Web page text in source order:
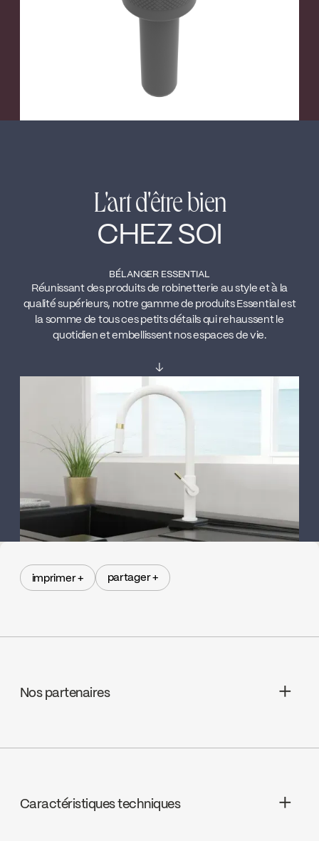
L'art d'être bien
CHEZ SOI
BÉLANGER ESSENTIAL
Réunissant des produits de robinetterie au style et à la
qualité supérieurs, notre gamme de produits Essential est
la somme de tous ces petits détails qui rehaussent le
quotidien et embellissent nos espaces de vie.
↓
imprimer + partager +
Nos partenaires
EMCO LTD
Caractéristiques techniques